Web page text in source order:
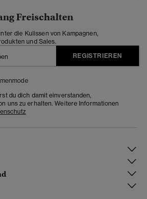
Freischalten
die Kulissen von Kampagnen,
und Sales.
REGISTRIEREN
du dich damit einverstanden,
uns zu erhalten. Weitere Informationen